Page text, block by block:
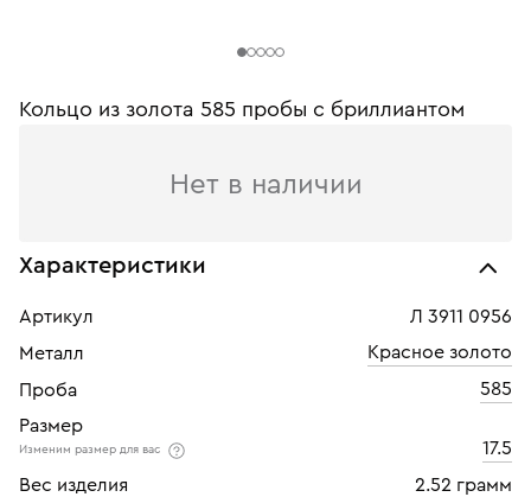
Кольцо из золота 585 пробы c бриллиантом
Нет в наличии
Характеристики
Артикул
Л 3911 0956
Металл
Красное золото
Проба
585
Размер
Изменим размер для вас
17.5
Вес изделия
2.52 грамм